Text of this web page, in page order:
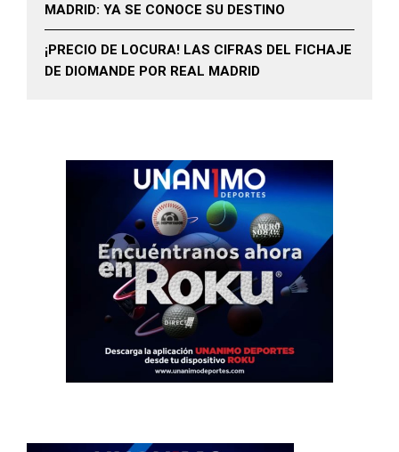
MADRID: YA SE CONOCE SU DESTINO
¡PRECIO DE LOCURA! LAS CIFRAS DEL FICHAJE
DE DIOMANDE POR REAL MADRID